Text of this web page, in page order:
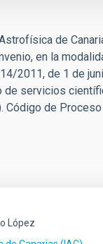
de
en la
2011, de 1 de
de servicios
Código de
López